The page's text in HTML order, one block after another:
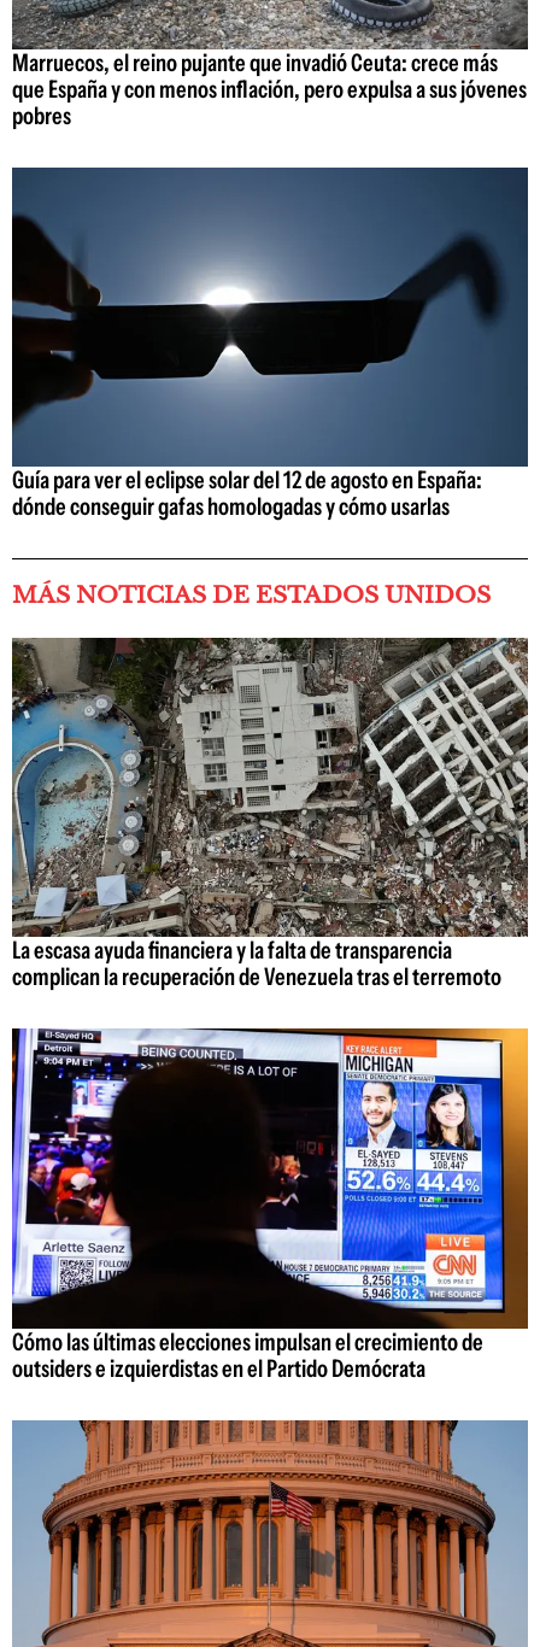
Marruecos, el reino pujante que invadió Ceuta: crece más
que España y con menos inflación, pero expulsa a sus jóvenes
pobres
Guía para ver el eclipse solar del 12 de agosto en España:
dónde conseguir gafas homologadas y cómo usarlas
MÁS NOTICIAS DE ESTADOS UNIDOS
La escasa ayuda financiera y la falta de transparencia
complican la recuperación de Venezuela tras el terremoto
Cómo las últimas elecciones impulsan el crecimiento de
outsiders e izquierdistas en el Partido Demócrata